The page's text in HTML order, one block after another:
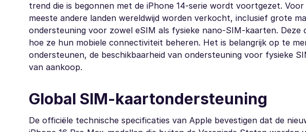
trend die is begonnen met de iPhone 14-serie wordt voortgezet.
meeste andere landen wereldwijd worden verkocht, inclusief grote
ondersteuning voor zowel eSIM als fysieke nano-SIM-kaarten.
hoe ze hun mobiele connectiviteit beheren. Het is belangrijk op te
ondersteunen, de beschikbaarheid van ondersteuning voor fysieke
van aankoop.
Global SIM-kaartondersteuning
De officiële technische specificaties van Apple bevestigen dat de